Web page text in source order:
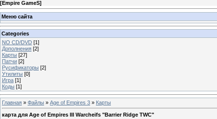
[Empire GameS]
Меню сайта
Categories
NO CD/DVD [1]
Дополнения [2]
Карты [27]
Патчи [2]
Русификаторы [2]
Утилиты [0]
Игра [1]
Коды [1]
Главная » Файлы » Age of Empires 3 » Карты
карта для Age of Empires III Warcheifs "Barrier Ridge TWC"